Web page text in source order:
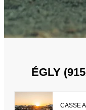
ÉGLY
CASSE